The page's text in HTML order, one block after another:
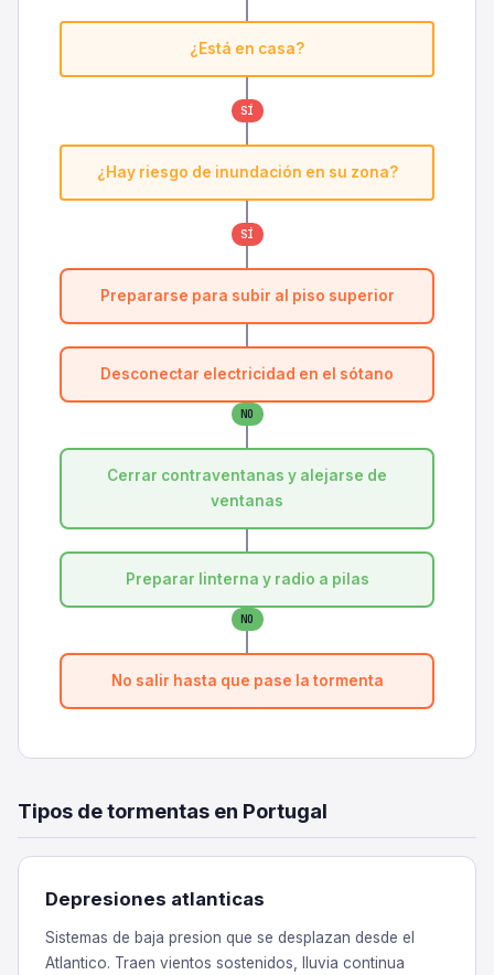
¿Está en casa?
SÍ
¿Hay riesgo de inundación en su zona?
SÍ
Prepararse para subir al piso superior
Desconectar electricidad en el sótano
NO
Cerrar contraventanas y alejarse de
ventanas
Preparar linterna y radio a pilas
NO
No salir hasta que pase la tormenta
Tipos de tormentas en Portugal
Depresiones atlanticas
Sistemas de baja presion que se desplazan desde el
Atlantico. Traen vientos sostenidos, lluvia continua